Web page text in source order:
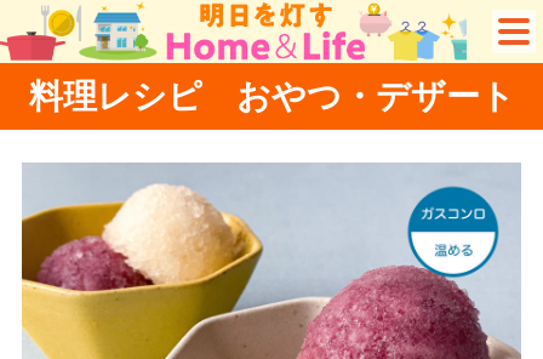
料理レシピ おやつ・デザート